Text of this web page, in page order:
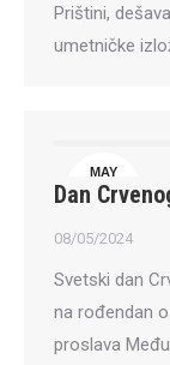
Prištini,
umetničke
MAY
8
Dan
08/05/2024
Svetski dan
na rođendan
proslava